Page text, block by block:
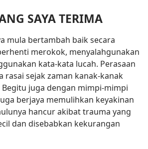
SAYA TERIMA
mula bertambah baik secara
merokok, menyalahgunakan
kata-kata lucah. Perasaan
rasai sejak zaman kanak-kanak
juga dengan mimpi-mimpi
berjaya memulihkan keyakinan
hancur akibat trauma yang
dan disebabkan kekurangan